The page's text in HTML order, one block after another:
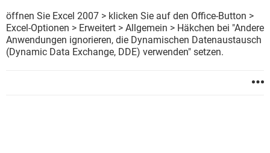
öffnen Sie Excel 2007 > klicken Sie auf den Office-Button >
Excel-Optionen > Erweitert > Allgemein > Häkchen bei "Andere
Anwendungen ignorieren, die Dynamischen Datenaustausch
(Dynamic Data Exchange, DDE) verwenden" setzen.